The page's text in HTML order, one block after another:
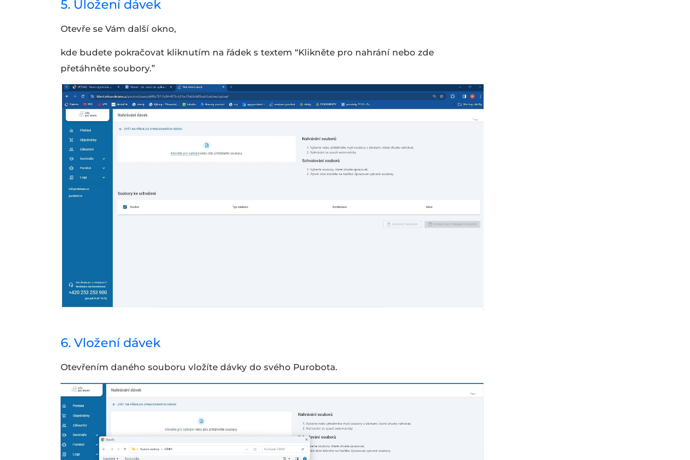
5. Uložení dávek
Otevře se Vám další okno,
kde budete pokračovat kliknutím na řádek s textem “Klikněte pro nahrání nebo zde
přetáhněte soubory.”
6. Vložení dávek
Otevřením daného souboru vložíte dávky do svého Purobota.